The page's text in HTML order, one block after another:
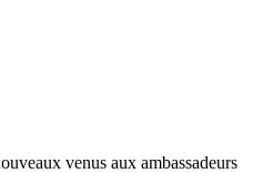
venus aux ambassadeurs